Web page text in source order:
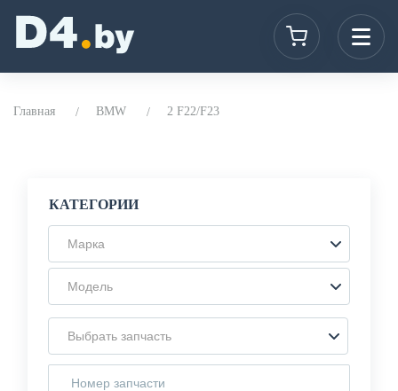
Главная BMW 2 F22/F23
КАТЕГОРИИ
Марка
Модель
Выбрать запчасть